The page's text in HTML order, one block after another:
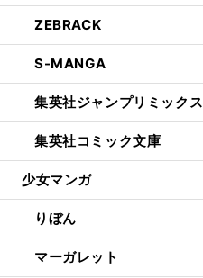
ZEBRACK
S-MANGA
集英社ジャンプリミックス
集英社コミック文庫
少女マンガ
りぼん
マーガレット